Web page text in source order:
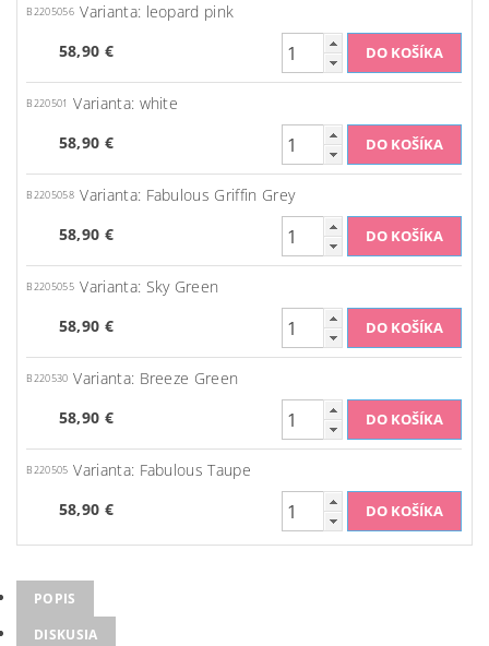
B2205056 Varianta: leopard pink
58,90 €
B220501
Varianta: white
58,90 €
B2205058 Varianta: Fabulous Griffin Grey
58,90 €
B2205055 Varianta: Sky Green
58,90 €
B220530 Varianta: Breeze Green
58,90 €
B220505 Varianta: Fabulous Taupe
58,90 €
POPIS
DISKUSIA